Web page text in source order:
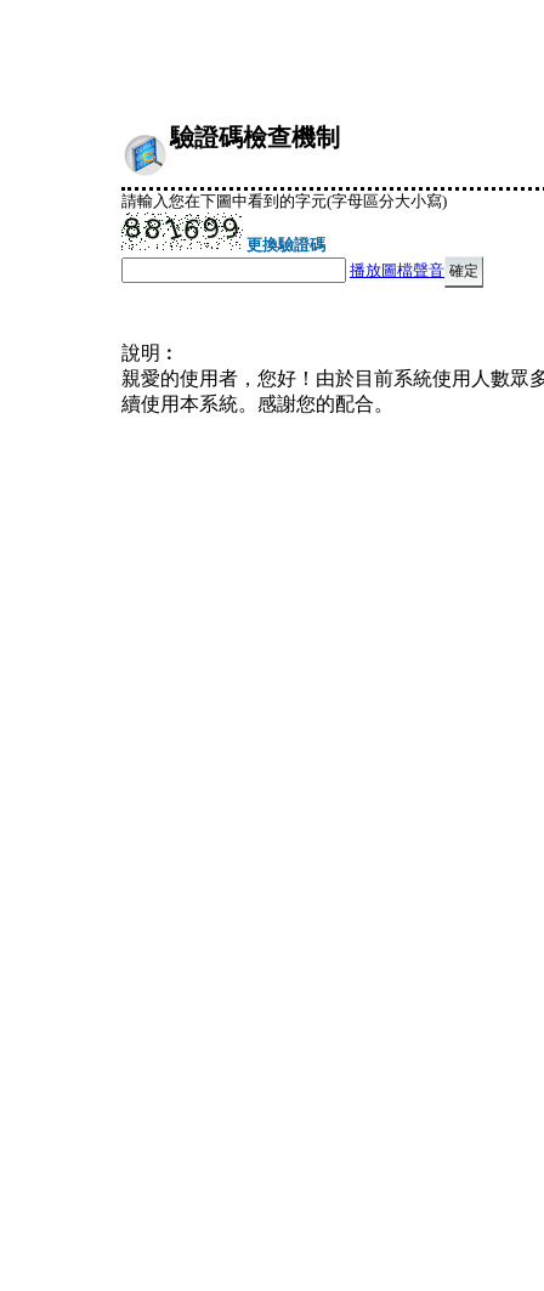
驗證碼檢查機制
請輸入您在下圖中看到的字元(字母區分大小寫)
更換驗證碼
播放圖檔聲音
說明︰
親愛的使用者，您好！由於目前系統使用人數眾
續使用本系統。感謝您的配合。